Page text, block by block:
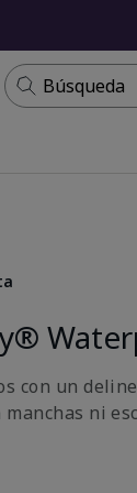
Búsqueda
con un
ni